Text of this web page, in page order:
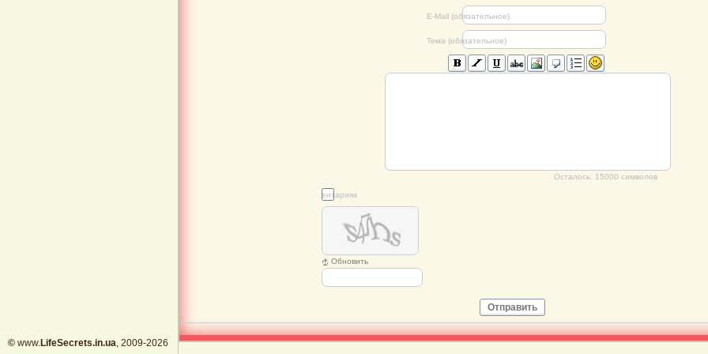
E-Mail (обязательное)
Тема (обязательное)
Осталось: 15000 символов
Подписаться на уведомления о новых комментариях
Обновить
Отправить
© www.LifeSecrets.in.ua, 2009-2026